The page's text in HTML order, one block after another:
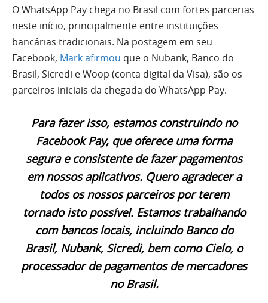
O WhatsApp Pay chega no Brasil com fortes parcerias
neste início, principalmente entre instituições
bancárias tradicionais. Na postagem em seu
Facebook, Mark afirmou que o Nubank, Banco do
Brasil, Sicredi e Woop (conta digital da Visa), são os
parceiros iniciais da chegada do WhatsApp Pay.
Para fazer isso, estamos construindo no
Facebook Pay, que oferece uma forma
segura e consistente de fazer pagamentos
em nossos aplicativos. Quero agradecer a
todos os nossos parceiros por terem
tornado isto possível. Estamos trabalhando
com bancos locais, incluindo Banco do
Brasil, Nubank, Sicredi, bem como Cielo, o
processador de pagamentos de mercadores
no Brasil.